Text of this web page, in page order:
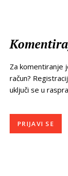
Za komentiranje
račun?
uključi se u
PRIJAVI SE